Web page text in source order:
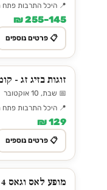
📍 היכל התרבות פתח
145–255 ₪
📋 פרטים נוספים
זוגות בזיג זג -
📅 שבת, 10 אוקטובר ⏰ 21:30
📍 היכל התרבות פתח
129 ₪
📋 פרטים נוספים
מופע לאס וגאס 4